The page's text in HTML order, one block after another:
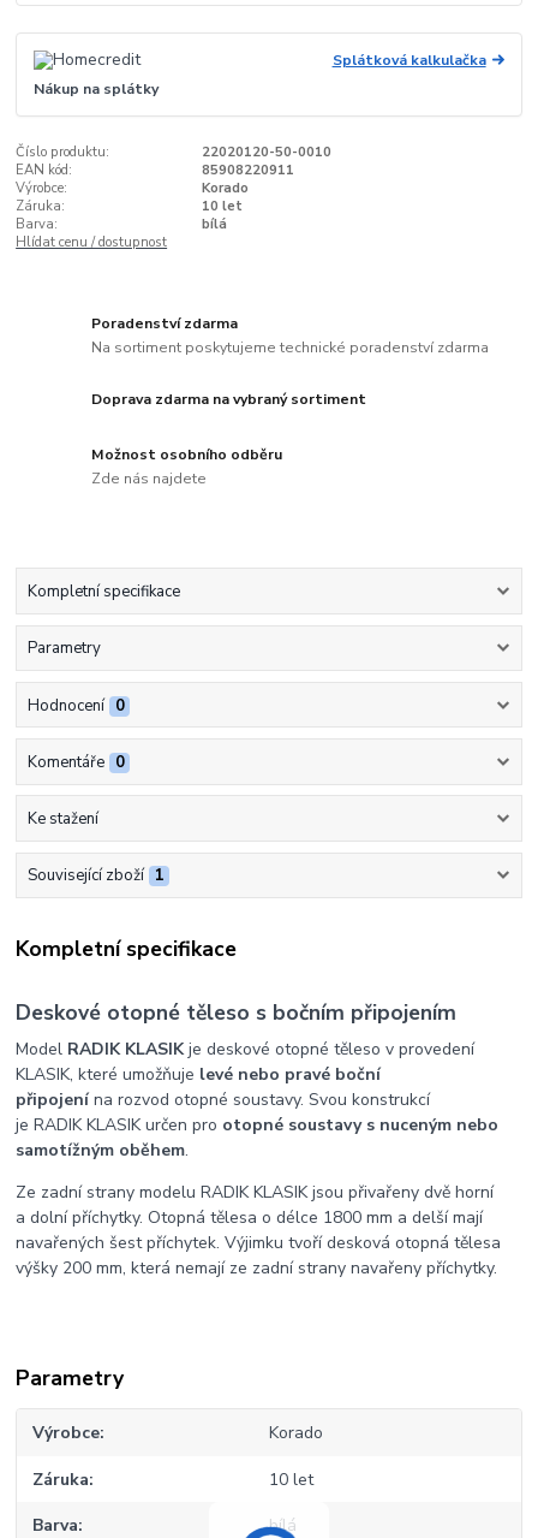
Splátková kalkulačka
Nákup na splátky
Číslo produktu:
22020120-50-0010
EAN kód:
85908220911
Výrobce:
Korado
Záruka:
10 let
Barva:
bílá
Hlídat cenu / dostupnost
Poradenství zdarma
Na sortiment poskytujeme technické poradenství zdarma
Doprava zdarma na vybraný sortiment
Možnost osobního odběru
Zde nás najdete
Kompletní specifikace
Parametry
Hodnocení 0
Komentáře 0
Ke stažení
Související zboží 1
Kompletní specifikace
Deskové otopné těleso s bočním připojením
Model RADIK KLASIKje deskové otopné těleso v provedení
KLASIK, které umožňuje levé nebo pravé boční
připojenína rozvod otopné soustavy. Svou konstrukcí
je RADIK KLASIK určen pro otopné soustavy s nuceným nebo
samotížným oběhem.
Ze zadní strany modelu RADIK KLASIK jsou přivařeny dvě horní
a dolní příchytky. Otopná tělesa o délce 1800 mm a delší mají
navařených šest příchytek. Výjimku tvoří desková otopná tělesa
výšky 200 mm, která nemají ze zadní strany navařeny příchytky.
Parametry
Výrobce Korado
Záruka 10 let
Barva bílá